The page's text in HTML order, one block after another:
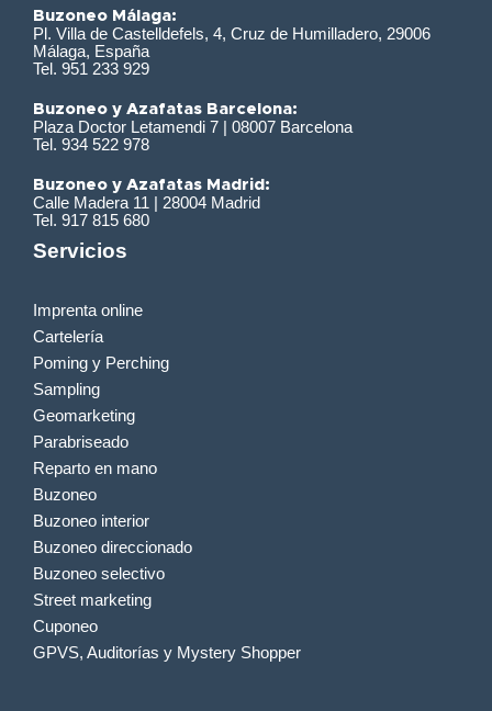
Buzoneo Málaga:
Pl. Villa de Castelldefels, 4, Cruz de Humilladero, 29006
Málaga, España
Tel. 951 233 929
Buzoneo y Azafatas Barcelona:
Plaza Doctor Letamendi 7 | 08007 Barcelona
Tel. 934 522 978
Buzoneo y Azafatas Madrid:
Calle Madera 11 | 28004 Madrid
Tel. 917 815 680
Servicios
Imprenta online
Cartelería
Poming y Perching
Sampling
Geomarketing
Parabriseado
Reparto en mano
Buzoneo
Buzoneo interior
Buzoneo direccionado
Buzoneo selectivo
Street marketing
Cuponeo
GPVS, Auditorías y Mystery Shopper